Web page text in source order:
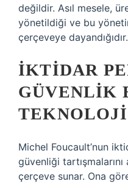
değildir. Asıl mesele,
yönetildiği ve bu
çerçeveye dayandığıdır.
İKTIDAR
GÜVENLIK
Michel Foucault’nun
güvenliği
çerçeve sunar. Ona